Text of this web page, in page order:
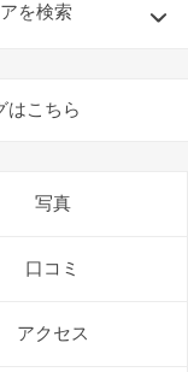
を検索
はこちら
写真
口コミ
アクセス